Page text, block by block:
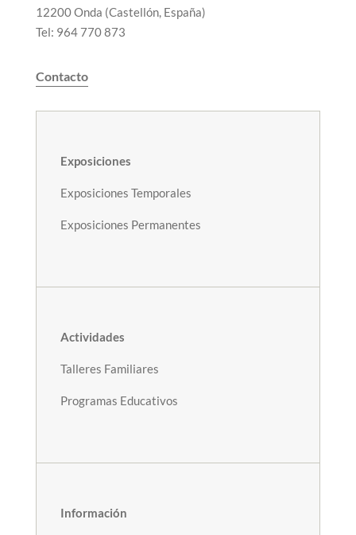
12200 Onda (Castellón, España)
Tel: 964 770 873
Contacto
Exposiciones
Exposiciones Temporales
Exposiciones Permanentes
Actividades
Talleres Familiares
Programas Educativos
Información